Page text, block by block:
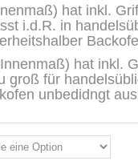
hat inkl.
i.d.R. in
hat inkl.
groß für
unbedidngt